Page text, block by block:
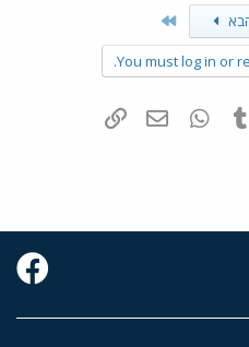
You must log in or
Tumblr
WhatsAppדואר אלקטרוני